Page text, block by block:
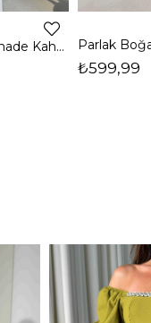
Boğazlı Yanı Drape Detaylı Belmade Kahve Kadın Bluz 26K113
₺599,99